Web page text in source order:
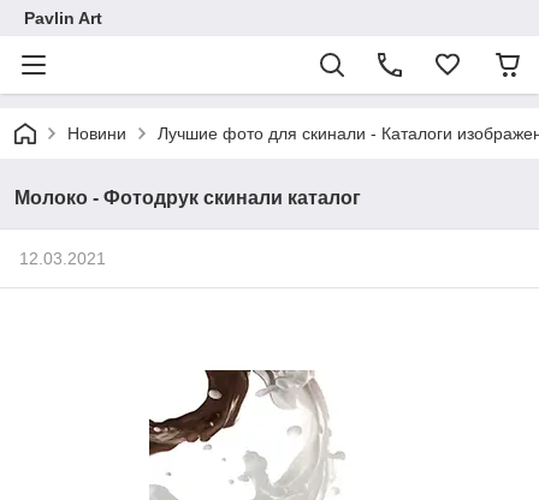
Pavlin Art
Новини Лучшие фото для скинали - Каталоги
Молоко - Фотодрук скинали каталог
12.03.2021